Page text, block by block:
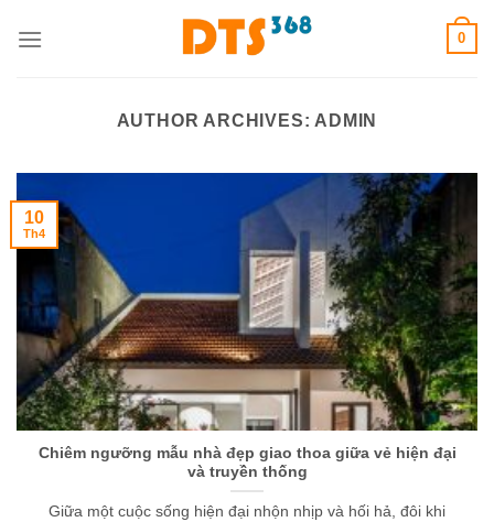
0
AUTHOR ARCHIVES: ADMIN
Chiêm ngưỡng mẫu nhà đẹp giao thoa giữa vẻ hiện đại
và truyền thống
Giữa một cuộc sống hiện đại nhộn nhịp và hối hả, đôi khi
10
Th4